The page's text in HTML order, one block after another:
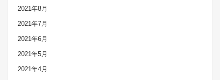
2021年8月
2021年7月
2021年6月
2021年5月
2021年4月